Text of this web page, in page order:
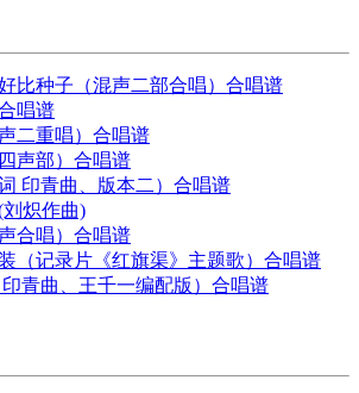
比种子（混声二部合唱）合唱谱
唱谱
二重唱）合唱谱
声部）合唱谱
印青曲、版本二）合唱谱
炽作曲)
合唱）合唱谱
（记录片《红旗渠》主题歌）合唱谱
青曲、王千一编配版）合唱谱